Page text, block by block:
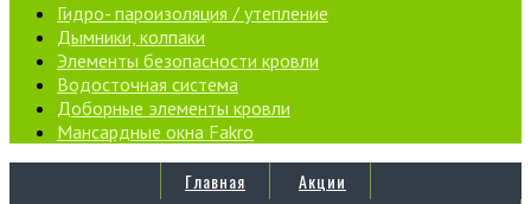
Гидро- пароизоляция / утепление
Дымники, колпаки
Элементы безопасности кровли
Водосточная система
Доборные элементы кровли
Мансардные окна Fakro
Главная
Акции